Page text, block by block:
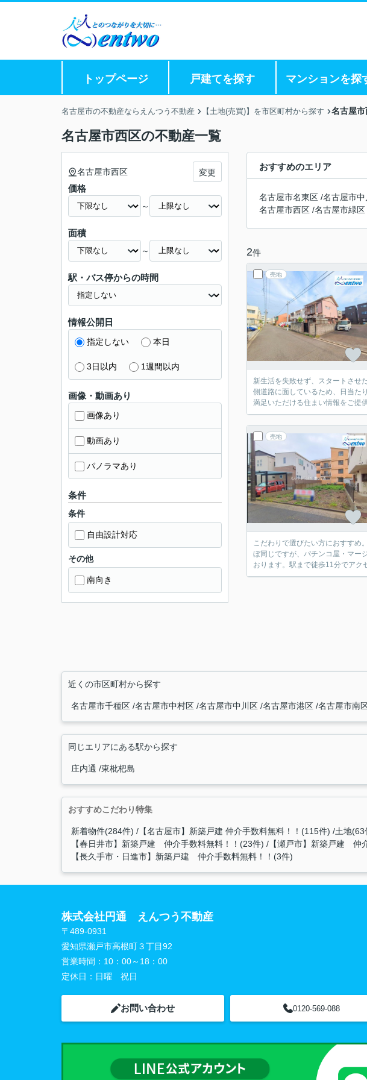
トップページ 戸建てを探す マンションを探
名古屋市の不動産ならえんつう不動産 【土地(売買)】を市区町村から探す 名古屋
名古屋市西区の不動産一覧
おすすめのエリア
名古屋市名東区 /名古屋市中
名古屋市西区 /名古屋市緑区
2件
売地
新生活を失敗せず、スタートさせ
側道路に面しているため、日当た
満足いただける住まい情報をご提
売地
こだわりで選びたい方におすすめ
ぼ同じですが、パチンコ屋・マー
おります。駅まで徒歩11分でアク
名古屋市西区 変更
価格
～
面積
～
駅・バス停からの時間
情報公開日
指定しない 本日
3日以内 1週間以内
画像・動画あり
画像あり
動画あり
パノラマあり
条件
条件
自由設計対応
その他
南向き
近くの市区町村から探す
名古屋市千種区 名古屋市中村区 名古屋市中川区 名古屋市港区 名古屋市南
同じエリアにある駅から探す
庄内通 東枇杷島
おすすめこだわり特集
新着物件(284件) 【名古屋市】新築戸建 仲介手数料無料！！(115件) 土地(63
【春日井市】新築戸建 仲介手数料無料！！(23件)
【瀬戸市】新築戸建 仲
【長久手市・日進市】新築戸建 仲介手数料無料！！(3件)
株式会社円通 えんつう不動産
〒489-0931
愛知県瀬戸市高根町３丁目92
営業時間： 10：00～18：00
定休日： 日曜 祝日
お問い合わせ 0120-569-088